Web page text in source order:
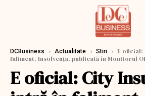
DCBusiness › Actualitate › Stiri › E oficial:
faliment. Insolvența, publicată în Monitorul
E oficial: City